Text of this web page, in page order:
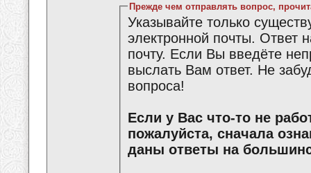
Прежде чем отправлять вопрос,
Указывайте только
электронной почты. Ответ
почту. Если Вы введёте
выслать Вам ответ. Не
вопроса!
Если у Вас что-то не работает или что-то не получается,
пожалуйста, сначала
даны ответы на